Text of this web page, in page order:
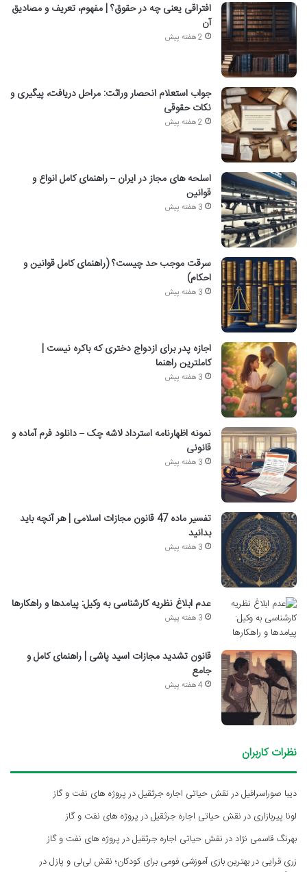
افتراقی یعنی چه در حقوق؟ | مفهوم، تعریف و مصادیق
آن
2 هفته پیش
جواب استعلام انحصار وراثت: مراحل دریافت، پیگیری و
نکات حقوقی
2 هفته پیش
اسلحه های مجاز در ایران – راهنمای کامل انواع و
قوانین
3 هفته پیش
سرقت موجب حد چیست؟ (راهنمای کامل قوانین و
احکام)
3 هفته پیش
اجازه پدر برای ازدواج دختری که باکره نیست |
کاملترین راهنما
3 هفته پیش
نمونه اظهارنامه استرداد لاشه چک – دانلود فرم آماده و
قانونی
3 هفته پیش
تفسیر ماده 47 قانون مجازات اسلامی | هر آنچه باید
بدانید
3 هفته پیش
عدم ابلاغ نظریه کارشناسی به وکیل: پیامدها و راهکارها
3 هفته پیش
قانون تشدید مجازات اسید پاشی | راهنمای کامل و
جامع
4 هفته پیش
نظرات کاربران
دیبا صوراسرافیلدرنقش حیاتی اجاره جرثقیل در پروژه های نفت و گاز
لونا پیربازاری درنقش حیاتی اجاره جرثقیل در پروژه های نفت و گاز
بهرنگ قاسمی نژاد درنقش حیاتی اجاره جرثقیل در پروژه های نفت و گاز
زری قرایی دربهترین بازی آموزشی فومی برای کودکان؛ نقش لی‌لی و پازل در